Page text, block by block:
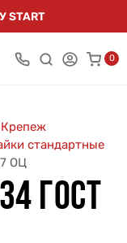
0
Крепеж
стандартные
ОЦ
ГОСТ